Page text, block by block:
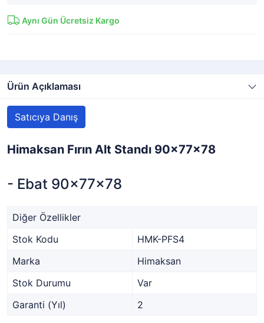
Aynı Gün Ücretsiz Kargo
Ürün Açıklaması
Satıcıya Danış
Himaksan Fırın Alt Standı 90x77x78
- Ebat 90x77x78
Diğer Özellikler
Stok Kodu
HMK-PFS4
Marka
Himaksan
Stok Durumu
Var
Garanti (Yıl)
2